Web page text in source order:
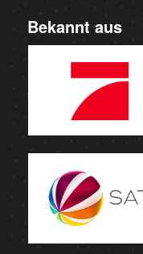
Bekannt aus